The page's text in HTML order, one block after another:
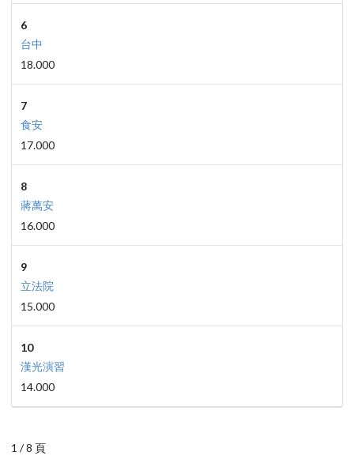
6
台中
18.000
7
食安
17.000
8
蔣萬安
16.000
9
立法院
15.000
10
漢光演習
14.000
1 / 8 頁